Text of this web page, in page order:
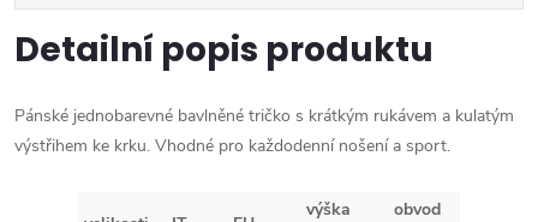
Detailní popis produktu
Pánské jednobarevné bavlněné tričko s krátkým rukávem a kulatým
výstřihem ke krku. Vhodné pro každodenní nošení a sport.
výška
obvod